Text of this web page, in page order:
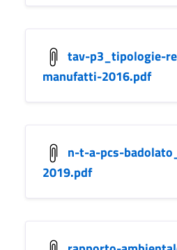
tav-p3_tipologie-
manufatti-2016.pdf
n-t-a-pcs-
2019.pdf